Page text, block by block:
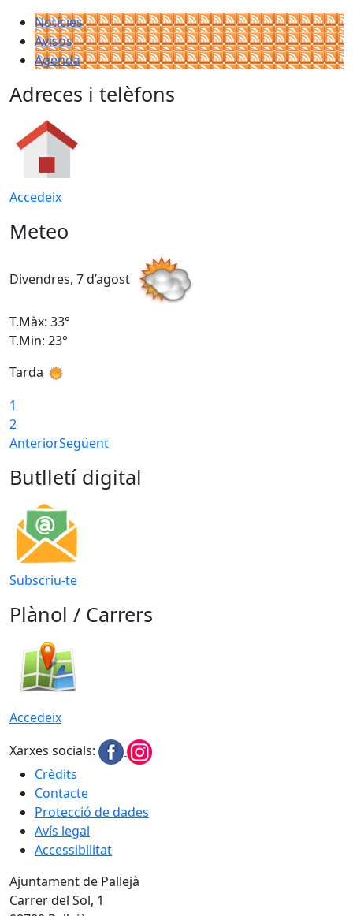
Notícies
Avisos
Agenda
Adreces i telèfons
Accedeix
Meteo
Divendres, 7 d’agost
T.Màx: 33°
T.Min: 23°
Tarda
1
2
AnteriorSegüent
Butlletí digital
Subscriu-te
Plànol / Carrers
Accedeix
Xarxes socials:
Crèdits
Contacte
Protecció de dades
Avís legal
Accessibilitat
Ajuntament de Pallejà
Carrer del Sol, 1